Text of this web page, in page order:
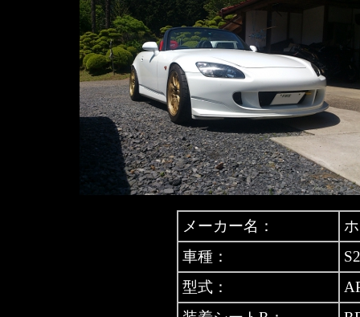
メーカー名：
車種：
型式：